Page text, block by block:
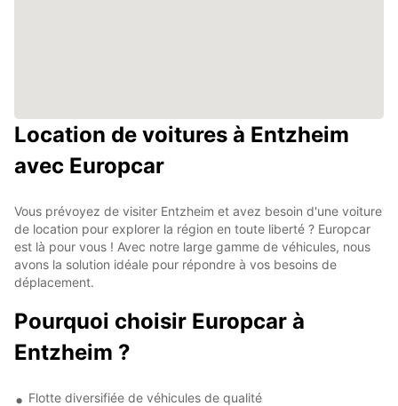
Location de voitures à Entzheim
avec Europcar
Vous prévoyez de visiter Entzheim et avez besoin d'une voiture
de location pour explorer la région en toute liberté ? Europcar
est là pour vous ! Avec notre large gamme de véhicules, nous
avons la solution idéale pour répondre à vos besoins de
déplacement.
Pourquoi choisir Europcar à
Entzheim ?
Flotte diversifiée de véhicules de qualité